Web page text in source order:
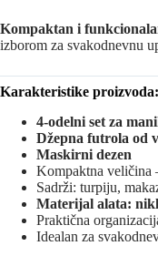
Kompaktan i
izborom za svakodnevnu
Karakteristike proizvoda:
4-odelni set za
Džepna futrola od
Maskirni dezen
Kompaktna veličina
Sadrži: turpiju,
Materijal alata:
Praktična
Idealan za